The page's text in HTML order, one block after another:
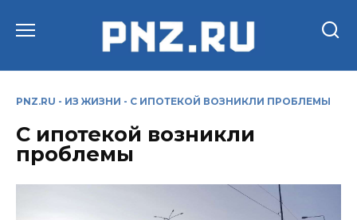
PNZ.RU - ИЗ ЖИЗНИ - С ИПОТЕКОЙ ВОЗНИКЛИ ПРОБЛЕМЫ
С ипотекой возникли
проблемы